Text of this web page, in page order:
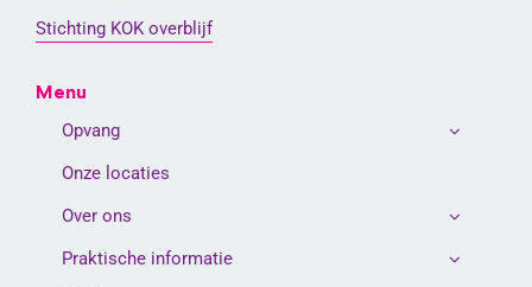
Stichting KOK overblijf
Menu
Opvang
Onze locaties
Over ons
Praktische informatie